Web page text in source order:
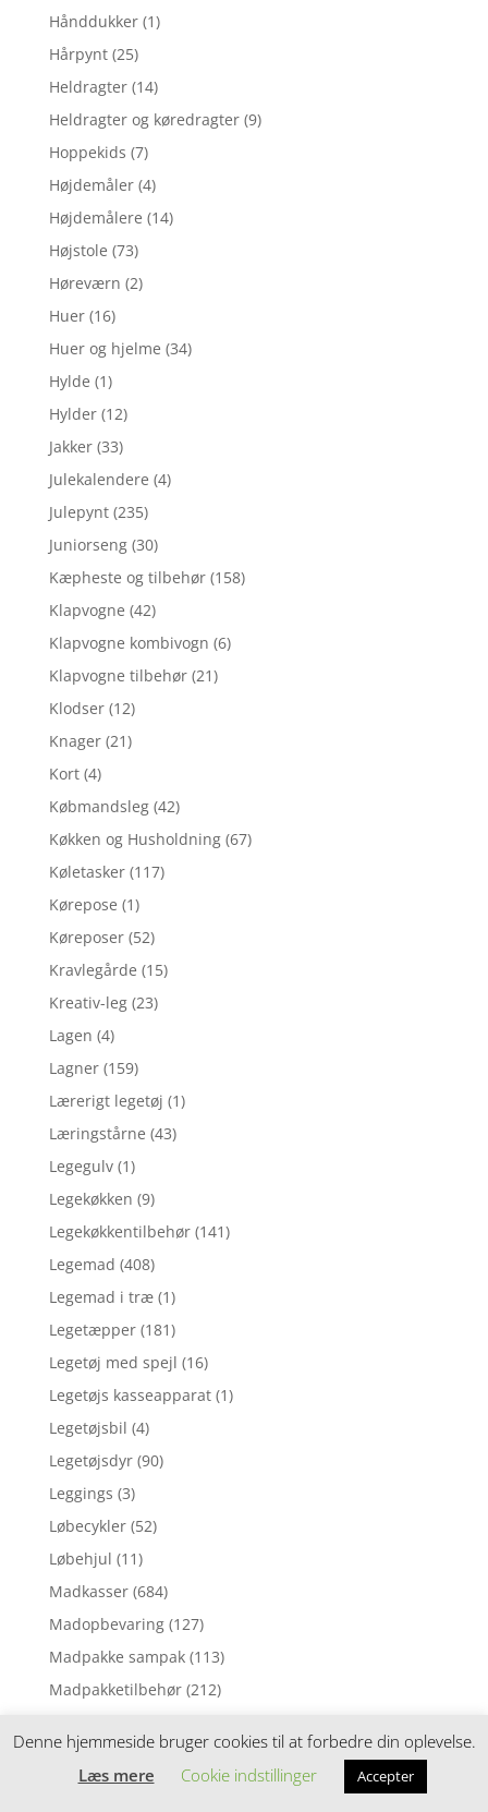
Hånddukker (1)
Hårpynt (25)
Heldragter (14)
Heldragter og køredragter (9)
Hoppekids (7)
Højdemåler (4)
Højdemålere (14)
Højstole (73)
Høreværn (2)
Huer (16)
Huer og hjelme (34)
Hylde (1)
Hylder (12)
Jakker (33)
Julekalendere (4)
Julepynt (235)
Juniorseng (30)
Kæpheste og tilbehør (158)
Klapvogne (42)
Klapvogne kombivogn (6)
Klapvogne tilbehør (21)
Klodser (12)
Knager (21)
Kort (4)
Købmandsleg (42)
Køkken og Husholdning (67)
Køletasker (117)
Kørepose (1)
Køreposer (52)
Kravlegårde (15)
Kreativ-leg (23)
Lagen (4)
Lagner (159)
Lærerigt legetøj (1)
Læringstårne (43)
Legegulv (1)
Legekøkken (9)
Legekøkkentilbehør (141)
Legemad (408)
Legemad i træ (1)
Legetæpper (181)
Legetøj med spejl (16)
Legetøjs kasseapparat (1)
Legetøjsbil (4)
Legetøjsdyr (90)
Leggings (3)
Løbecykler (52)
Løbehjul (11)
Madkasser (684)
Madopbevaring (127)
Madpakke sampak (113)
Madpakketilbehør (212)
Madras til tremmeseng (1)
Madras til vugge
(2)
Denne hjemmeside bruger cookies til at forbedre din oplevelse.
Læs mere
Cookie indstillinger Accepter